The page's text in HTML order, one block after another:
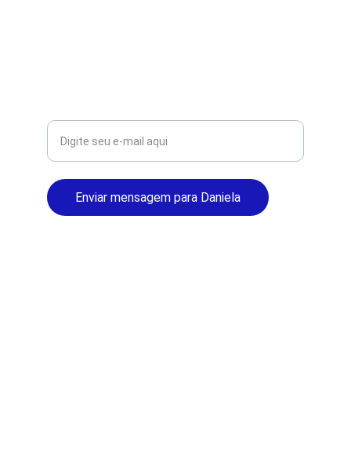
Enviar mensagem para Daniela